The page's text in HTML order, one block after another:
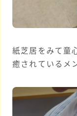
紙芝居をみて童
癒されているメ